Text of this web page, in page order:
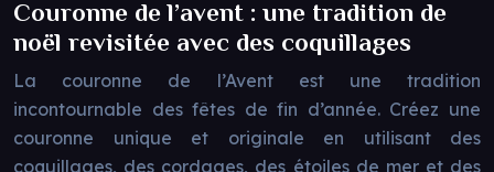
Couronne de l’avent : une tradition de
noël revisitée avec des coquillages
La couronne de l’Avent est une tradition
incontournable des fêtes de fin d’année. Créez une
couronne unique et originale en utilisant des
coquillages, des cordages, des étoiles de mer et des